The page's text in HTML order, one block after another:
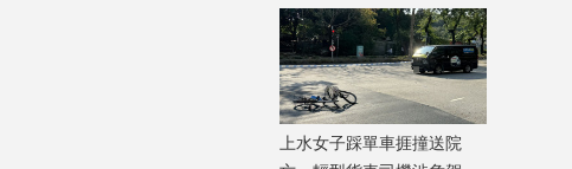
上水女子踩單車捱撞送院